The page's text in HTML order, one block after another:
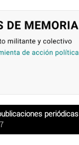
periódicas